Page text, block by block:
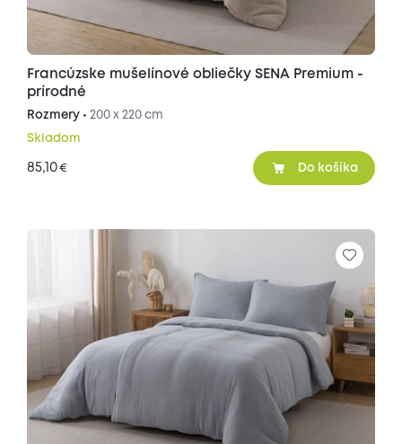
Francúzske mušelínové obliečky SENA Premium -
prírodné
Rozmery • 200 x 220 cm
Skladom
85,10€ Do košíka